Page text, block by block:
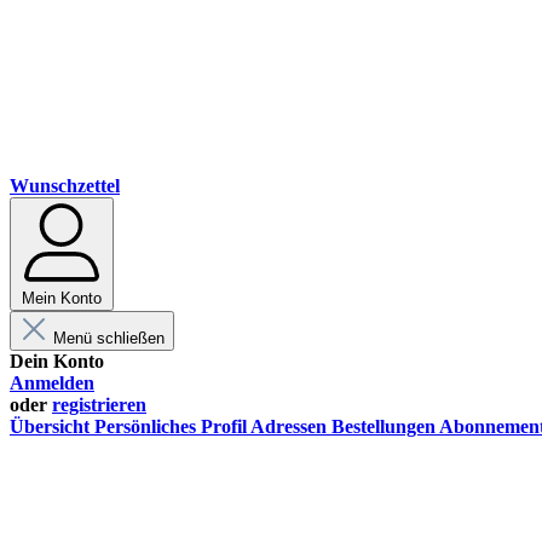
Wunschzettel
Mein Konto
Menü schließen
Dein Konto
Anmelden
oder registrieren
Übersicht Persönliches Profil Adressen Bestellungen